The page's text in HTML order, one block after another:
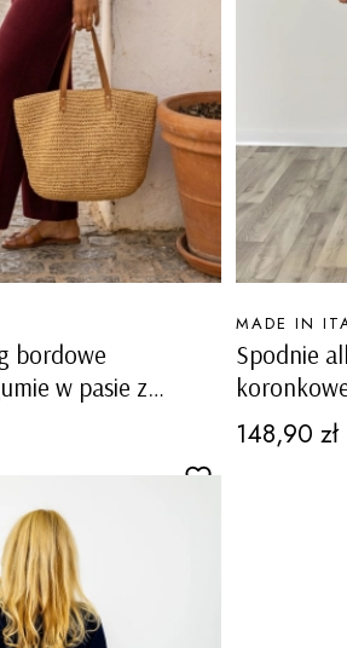
bordowe
w pasie z
stanem
Spodnie
na dole
brązowe
PRODUCENT
MADE IN
Cena
148,90 zł